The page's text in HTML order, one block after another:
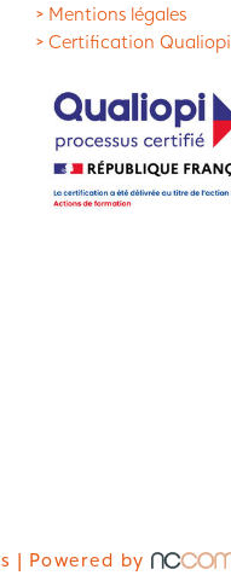
> Mentions légales
> Certification Qualiopi
| Powered by